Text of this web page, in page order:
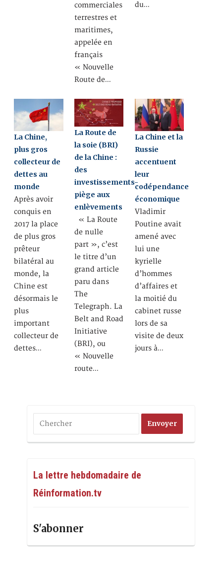
commerciales
terrestres et
maritimes,
appelée en
français
« Nouvelle
Route de…
du…
La Chine,
plus gros
collecteur de
dettes au
monde
Après avoir
conquis en
2017 la place
de plus gros
prêteur
bilatéral au
monde, la
Chine est
désormais le
plus
important
collecteur de
dettes…
La Route de
la soie (BRI)
de la Chine :
des
investissements-
piège aux
enlèvements
« La Route
de nulle
part », c’est
le titre d’un
grand article
paru dans
The
Telegraph. La
Belt and Road
Initiative
(BRI), ou
« Nouvelle
route…
La Chine et la
Russie
accentuent
leur
codépendance
économique
Vladimir
Poutine avait
amené avec
lui une
kyrielle
d’hommes
d’affaires et
la moitié du
cabinet russe
lors de sa
visite de deux
jours à…
La lettre hebdomadaire de
Réinformation.tv
S'abonner